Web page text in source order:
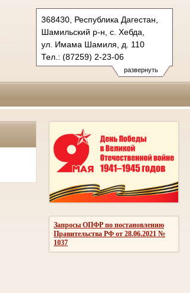
развернуть
368430, Республика Дагестан,
Шамильский р-н, с. Хебда,
ул. Имама Шамиля, д. 110
Тел.: (87259) 2-23-06
shamilskiy.dag@sudrf.ru
Запросы ОПФР по постановлению
Правительства РФ от 28.06.2021 №
1037